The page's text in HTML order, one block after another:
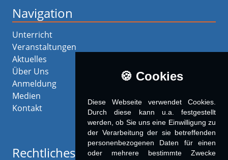
Navigation
Unterricht
Veranstaltungen
Aktuelles
Über Uns
Anmeldung
Medien
Kontakt
Rechtliches
🍪 Cookies
Diese Webseite verwendet Cookies.
Durch diese kann u.a. fest­ge­stellt
werden, ob Sie uns eine Einwilligung zu
der Verarbeitung der sie betreffenden
personenbezogenen Daten für einen
oder mehrere bestimmte Zwecke